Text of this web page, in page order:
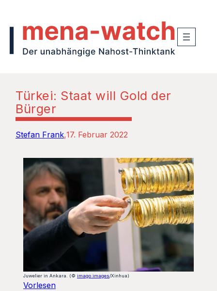
Türkei: Staat will Gold der
Bürger
Stefan Frank 17. Februar 2022
Juwelier in Ankara. (© imago images/Xinhua)
Vorlesen